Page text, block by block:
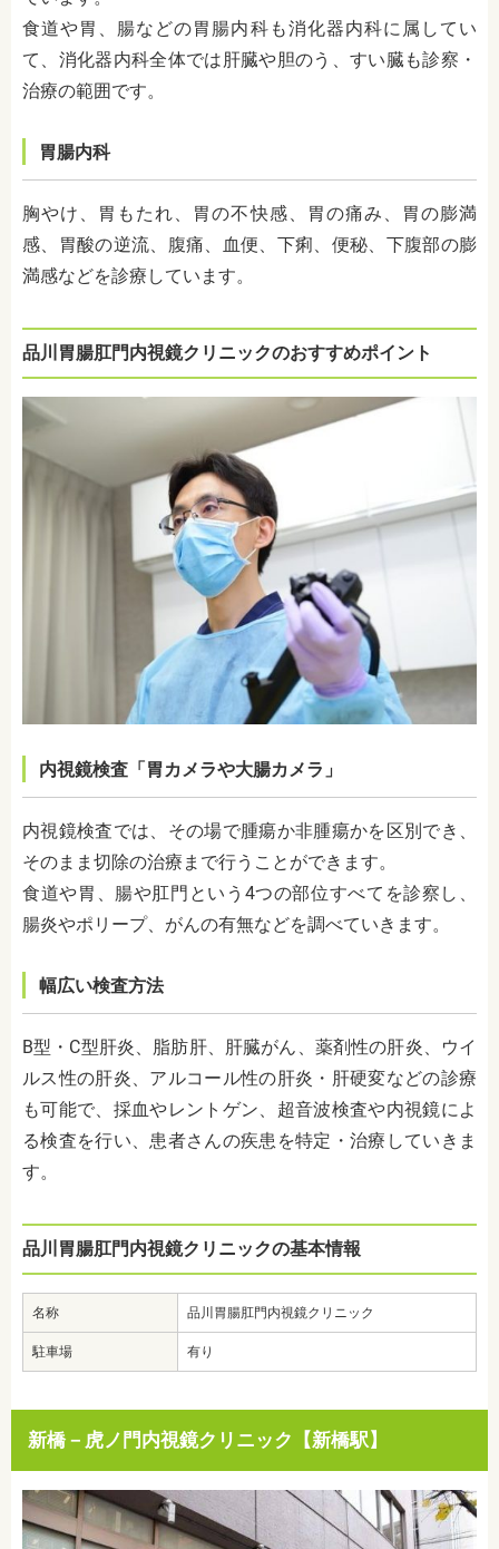
食道や胃、腸などの胃腸内科も消化器内科に属してい
て、消化器内科全体では肝臓や胆のう、すい臓も診察・
治療の範囲です。
胃腸内科
胸やけ、胃もたれ、胃の不快感、胃の痛み、胃の膨満
感、胃酸の逆流、腹痛、血便、下痢、便秘、下腹部の膨
満感などを診療しています。
品川胃腸肛門内視鏡クリニックのおすすめポイント
内視鏡検査「胃カメラや大腸カメラ」
内視鏡検査では、その場で腫瘍か非腫瘍かを区別でき、
そのまま切除の治療まで行うことができます。
食道や胃、腸や肛門という4つの部位すべてを診察し、
腸炎やポリープ、がんの有無などを調べていきます。
幅広い検査方法
B型・C型肝炎、脂肪肝、肝臓がん、薬剤性の肝炎、ウイ
ルス性の肝炎、アルコール性の肝炎・肝硬変などの診療
も可能で、採血やレントゲン、超音波検査や内視鏡によ
る検査を行い、患者さんの疾患を特定・治療していきま
す。
品川胃腸肛門内視鏡クリニックの基本情報
名称 品川胃腸肛門内視鏡クリニック
駐車場 有り
新橋－虎ノ門内視鏡クリニック【新橋駅】